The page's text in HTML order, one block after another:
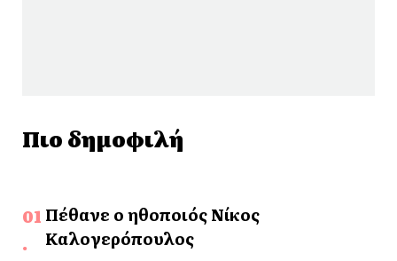
Πιο δημοφιλή
Πέθανε ο ηθοποιός Νίκος
Καλογερόπουλος